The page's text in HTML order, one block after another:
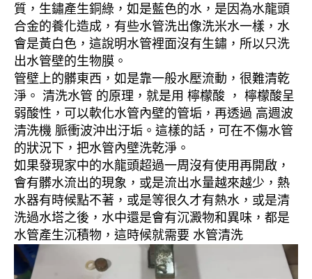
質，生鏽產生銅綠，如是藍色的水，是因為水龍頭
合金的養化造成，有些水管洗出像洗米水一樣，水
會是黃白色，這說明水管裡面沒有生鏽，所以只洗
出水管壁的生物膜。
管壁上的髒東西，如是靠一般水壓流動，很難清乾
淨。 清洗水管 的原理，就是用 檸檬酸 ， 檸檬酸呈
弱酸性，可以軟化水管內壁的管垢，再透過 高週波
清洗機 脈衝波沖出汙垢。這樣的話，可在不傷水管
的狀況下，把水管內壁洗乾淨。
如果發現家中的水龍頭超過一周沒有使用再開啟，
會有髒水流出的現象，或是流出水量越來越少，熱
水器有時候點不著，或是等很久才有熱水，或是清
洗過水塔之後，水中還是會有沉澱物和異味，都是
水管產生沉積物，這時候就需要 水管清洗